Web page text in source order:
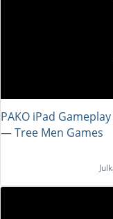
PAKO iPad
― Tree Men Games